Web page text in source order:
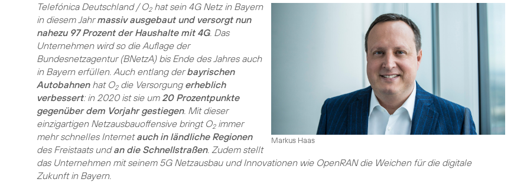
Markus Haas
Telefónica Deutschland / O2hat sein 4G Netz in Bayern
in diesem Jahrmassiv ausgebaut und versorgt nun
nahezu 97 Prozent der Haushalte mit 4G. Das
Unternehmen wird so die Auflage der
Bundesnetzagentur (BNetzA) bis Ende des Jahres auch
in Bayern erfüllen. Auch entlang derbayrischen
Autobahnenhat O2die Versorgung erheblich
verbessert: in 2020 ist sie um 20 Prozentpunkte
gegenüber dem Vorjahr gestiegen. Mit dieser
einzigartigen Netzausbauoffensive bringt O2immer
mehr schnelles Internetauch in ländliche Regionen
des Freistaats undan die Schnellstraßen. Zudem stellt
das Unternehmen mit seinem 5G Netzausbau und Innovationen wie OpenRAN die Weichen für die digitale
Zukunft in Bayern.